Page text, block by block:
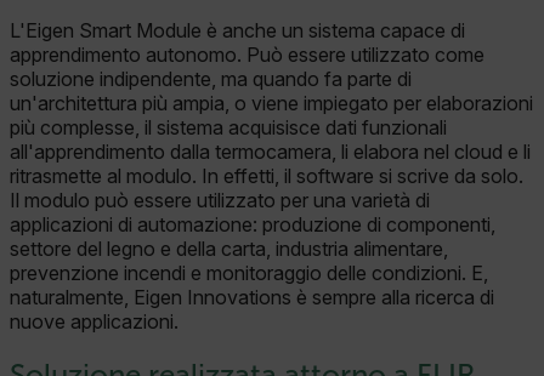
L'Eigen Smart Module è anche un sistema capace di
apprendimento autonomo. Può essere utilizzato come
soluzione indipendente, ma quando fa parte di
un'architettura più ampia, o viene impiegato per elaborazioni
più complesse, il sistema acquisisce dati funzionali
all'apprendimento dalla termocamera, li elabora nel cloud e li
ritrasmette al modulo. In effetti, il software si scrive da solo.
Il modulo può essere utilizzato per una varietà di
applicazioni di automazione: produzione di componenti,
settore del legno e della carta, industria alimentare,
prevenzione incendi e monitoraggio delle condizioni. E,
naturalmente, Eigen Innovations è sempre alla ricerca di
nuove applicazioni.